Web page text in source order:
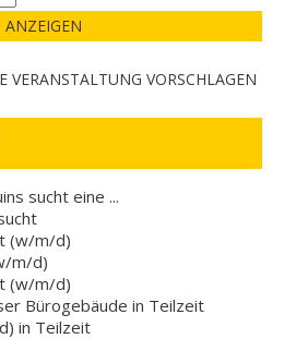
ANZEIGEN
VERANSTALTUNG VORSCHLAGEN
sucht eine ...
(w/m/d)
m/d)
(w/m/d)
Bürogebäude in Teilzeit
in Teilzeit